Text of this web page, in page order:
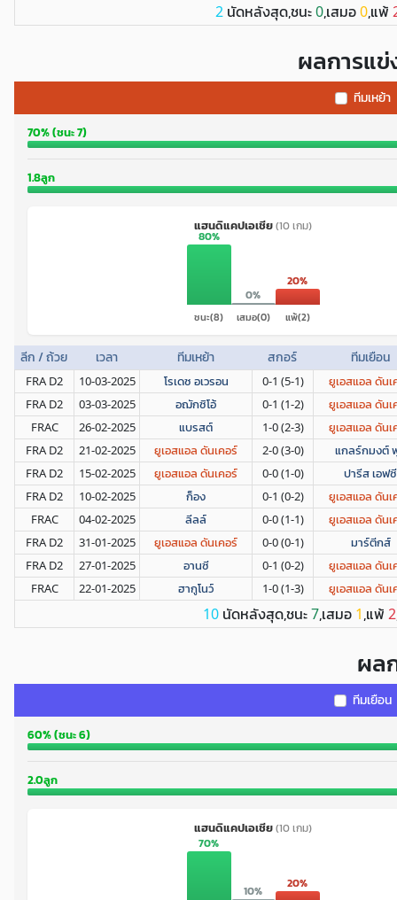
2นัดหลังสุด,ชนะ0,เสมอ0,แพ้
ผลการแ
ทีมเหย้า
70% (ชนะ 7)
1.8ลูก
แฮนดิแคปเอเชีย(10 เกม)
80%
ชนะ(8)
0%
เสมอ(0)
20%
แพ้(2)
ลีก / ถ้วย เวลา ทีมเหย้า สกอร์ ทีมเยือน
FRA D2 10-03-2025 โรเดซ อเวรอน 0-1 (5-1) ยูเอสแอล ดันเ
FRA D2 03-03-2025 อฌักซิโอ้ 0-1 (1-2) ยูเอสแอล ดันเ
FRAC 26-02-2025 แบรสต์ 1-0 (2-3) ยูเอสแอล ดันเ
FRA D2 21-02-2025 ยูเอสแอล ดันเคอร์ 2-0 (3-0) แกลร์กมงต์
FRA D2 15-02-2025 ยูเอสแอล ดันเคอร์ 0-0 (1-0) ปารีส เอฟซี
FRA D2 10-02-2025 ก็อง 0-1 (0-2) ยูเอสแอล ดันเ
FRAC 04-02-2025 ลีลล์ 0-0 (1-1) ยูเอสแอล ดันเ
FRA D2 31-01-2025 ยูเอสแอล ดันเคอร์ 0-0 (0-1) มาร์ตีกส์
FRA D2 27-01-2025 อานซี 0-1 (0-2) ยูเอสแอล ดันเ
FRAC 22-01-2025 ฮากูโนว์ 1-0 (1-3) ยูเอสแอล ดันเ
10 นัดหลังสุด,ชนะ7,เสมอ 1,แพ้ 2
ผล
ทีมเยือน
60% (ชนะ 6)
2.0ลูก
แฮนดิแคปเอเชีย(10 เกม)
70%
10% 20%